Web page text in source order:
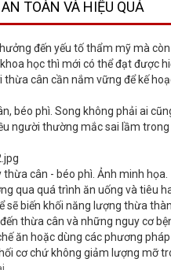
TOÀN VÀ HIỆU QUẢ
đến yếu tố thẩm mỹ mà
học thì mới có thể đạt được
cân cần nắm vững để kế
béo phì. Song không phải ai
người thường mắc sai lầm
cân - béo phì. Ảnh minh họa.
qua quá trình ăn uống và tiêu
sẽ biến khối năng lượng thừa
thừa cân và những nguy cơ
ăn hoặc dùng các phương
cơ chứ không giảm lượng mỡ